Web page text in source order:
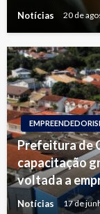
Notícias 20 de
Prefeitura de
capacitação
voltada a
Notícias 17 de